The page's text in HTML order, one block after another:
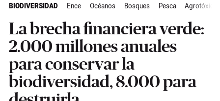
BIODIVERSIDAD Ence Océanos Bosques Pesca
La brecha financiera verde:
2.000 millones anuales
para conservar la
biodiversidad, 8.000 para